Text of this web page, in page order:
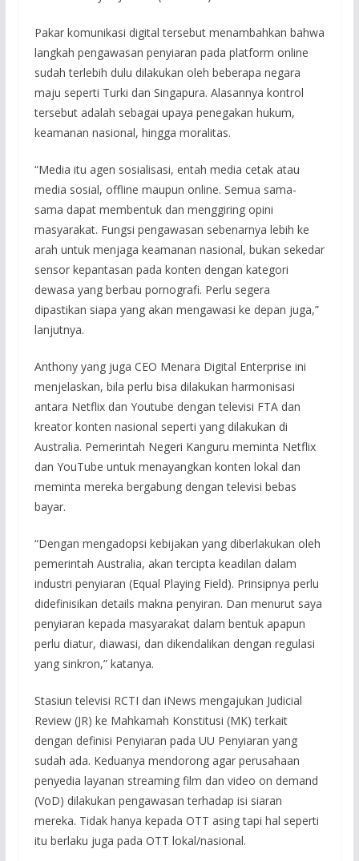
Pakar komunikasi digital tersebut menambahkan bahwa
langkah pengawasan penyiaran pada platform online
sudah terlebih dulu dilakukan oleh beberapa negara
maju seperti Turki dan Singapura. Alasannya kontrol
tersebut adalah sebagai upaya penegakan hukum,
keamanan nasional, hingga moralitas.
“Media itu agen sosialisasi, entah media cetak atau
media sosial, offline maupun online. Semua sama-
sama dapat membentuk dan menggiring opini
masyarakat. Fungsi pengawasan sebenarnya lebih ke
arah untuk menjaga keamanan nasional, bukan sekedar
sensor kepantasan pada konten dengan kategori
dewasa yang berbau pornografi. Perlu segera
dipastikan siapa yang akan mengawasi ke depan juga,”
lanjutnya.
Anthony yang juga CEO Menara Digital Enterprise ini
menjelaskan, bila perlu bisa dilakukan harmonisasi
antara Netflix dan Youtube dengan televisi FTA dan
kreator konten nasional seperti yang dilakukan di
Australia. Pemerintah Negeri Kanguru meminta Netflix
dan YouTube untuk menayangkan konten lokal dan
meminta mereka bergabung dengan televisi bebas
bayar.
“Dengan mengadopsi kebijakan yang diberlakukan oleh
pemerintah Australia, akan tercipta keadilan dalam
industri penyiaran (Equal Playing Field). Prinsipnya perlu
didefinisikan details makna penyiran. Dan menurut saya
penyiaran kepada masyarakat dalam bentuk apapun
perlu diatur, diawasi, dan dikendalikan dengan regulasi
yang sinkron,” katanya.
Stasiun televisi RCTI dan iNews mengajukan Judicial
Review (JR) ke Mahkamah Konstitusi (MK) terkait
dengan definisi Penyiaran pada UU Penyiaran yang
sudah ada. Keduanya mendorong agar perusahaan
penyedia layanan streaming film dan video on demand
(VoD) dilakukan pengawasan terhadap isi siaran
mereka. Tidak hanya kepada OTT asing tapi hal seperti
itu berlaku juga pada OTT lokal/nasional.